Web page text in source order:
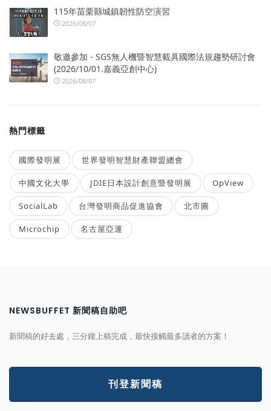
115年苗栗縣城鎮韌性防空演習
2026/08/07
敬邀參加 - SGS無人機暨智慧載具國際法規趨勢研討會
(2026/10/01.嘉義亞創中心)
2026/08/07
熱門標籤
國際發明展 世界發明智慧財產聯盟總會
中國文化大學 JDIE日本設計創意暨發明展 OpView
SocialLab 台灣發明商品促進協會 北市圖
Microchip 名古屋亞運
NEWSBUFFET 新聞稿自助吧
新聞稿的好去處，三分鐘上稿完成，最快接觸最多讀者的方案！
刊登新聞稿